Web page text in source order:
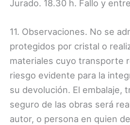
Jurado. 18.30 h. Fallo y
11. Observaciones. No se
protegidos por cristal o
materiales cuyo transporte
riesgo evidente para la
su devolución. El embalaje,
seguro de las obras será
autor, o persona en quien